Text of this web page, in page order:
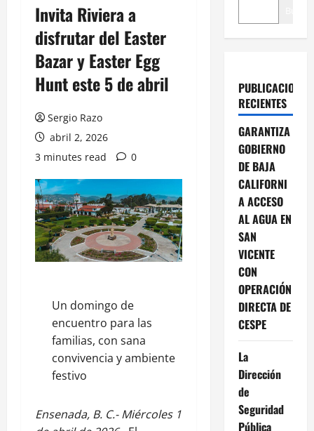
Invita Riviera a
disfrutar del Easter
Bazar y Easter Egg
Hunt este 5 de abril
Sergio Razo
abril 2, 2026
3 minutes read
0
Un domingo de
encuentro para las
familias, con sana
convivencia y ambiente
festivo
Ensenada, B. C.- Miércoles 1
PUBLICACIONES
RECIENTES
GARANTIZA
GOBIERNO
DE BAJA
CALIFORNI
A ACCESO
AL AGUA EN
SAN
VICENTE
CON
OPERACIÓN
DIRECTA DE
CESPE
La
Dirección
de
Seguridad
Pública